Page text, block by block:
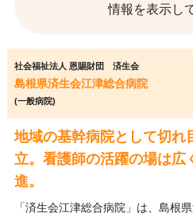
情報を表示し
社会福祉法人 恩賜財団 済生会
島根県済生会江津総合病院
(一般病院)
地域の基幹病院として切れ
立。看護師の活躍の場は広
進。
「済生会江津総合病院」は、島根